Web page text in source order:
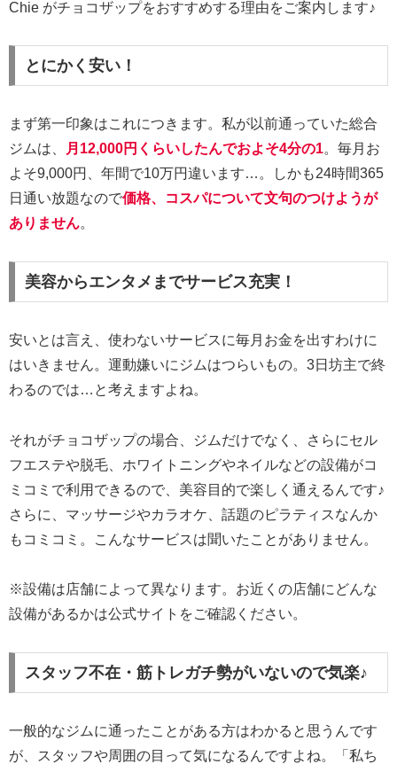
Chie がチョコザップをおすすめする理由をご案内します♪
とにかく安い！
まず第一印象はこれにつきます。私が以前通っていた総合
ジムは、
月12,000円くらいしたんでおよそ4分の1。毎月お
よそ9,000円、年間で10万円違います…。しかも24時間365
日通い放題なので価格、コスパについて文句のつけようが
ありません。
美容からエンタメまでサービス充実！
安いとは言え、使わないサービスに毎月お金を出すわけに
はいきません。運動嫌いにジムはつらいもの。3日坊主で終
わるのでは…と考えますよね。
それがチョコザップの場合、ジムだけでなく、さらにセル
フエステや脱毛、ホワイトニングやネイルなどの設備がコ
ミコミで利用できるので、美容目的で楽しく通えるんです♪
さらに、マッサージやカラオケ、話題のピラティスなんか
もコミコミ。こんなサービスは聞いたことがありません。
※設備は店舗によって異なります。お近くの店舗にどんな
設備があるかは公式サイトをご確認ください。
スタッフ不在・筋トレガチ勢がいないので気楽♪
一般的なジムに通ったことがある方はわかると思うんです
が、スタッフや周囲の目って気になるんですよね。「私ち